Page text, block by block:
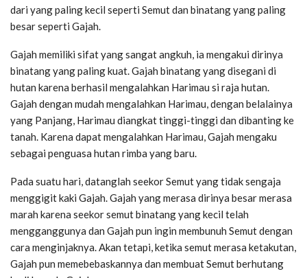
dari yang paling kecil seperti Semut dan binatang yang paling
besar seperti Gajah.
Gajah memiliki sifat yang sangat angkuh, ia mengakui dirinya
binatang yang paling kuat. Gajah binatang yang disegani di
hutan karena berhasil mengalahkan Harimau si raja hutan.
Gajah dengan mudah mengalahkan Harimau, dengan belalainya
yang Panjang, Harimau diangkat tinggi-tinggi dan dibanting ke
tanah. Karena dapat mengalahkan Harimau, Gajah mengaku
sebagai penguasa hutan rimba yang baru.
Pada suatu hari, datanglah seekor Semut yang tidak sengaja
menggigit kaki Gajah. Gajah yang merasa dirinya besar merasa
marah karena seekor semut binatang yang kecil telah
mengganggunya dan Gajah pun ingin membunuh Semut dengan
cara menginjaknya. Akan tetapi, ketika semut merasa ketakutan,
Gajah pun memebebaskannya dan membuat Semut berhutang